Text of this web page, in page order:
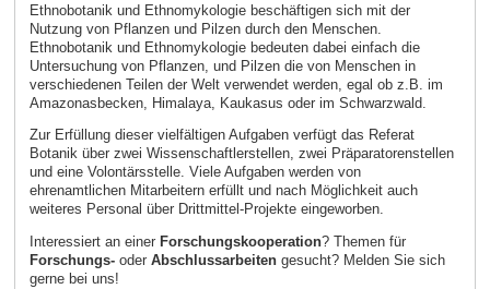
Ethnobotanik und Ethnomykologie beschäftigen sich mit der
Nutzung von Pflanzen und Pilzen durch den Menschen.
Ethnobotanik und Ethnomykologie bedeuten dabei einfach die
Untersuchung von Pflanzen, und Pilzen die von Menschen in
verschiedenen Teilen der Welt verwendet werden, egal ob z.B. im
Amazonasbecken, Himalaya, Kaukasus oder im Schwarzwald.
Zur Erfüllung dieser vielfältigen Aufgaben verfügt das Referat
Botanik über zwei Wissenschaftlerstellen, zwei Präparatorenstellen
und eine Volontärsstelle. Viele Aufgaben werden von
ehrenamtlichen Mitarbeitern erfüllt und nach Möglichkeit auch
weiteres Personal über Drittmittel-Projekte eingeworben.
Interessiert an einer Forschungskooperation? Themen für
Forschungs-oder Abschlussarbeitengesucht? Melden Sie sich
gerne bei uns!